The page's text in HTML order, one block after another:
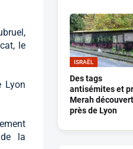
le
Lyon
la
ISRAËL
Des tags
antisémites et
Merah
près de Lyon